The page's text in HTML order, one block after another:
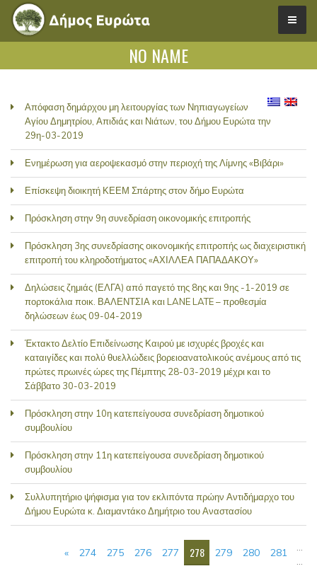
NO NAME
Απόφαση δημάρχου μη λειτουργίας των Νηπιαγωγείων
Αγίου Δημητρίου, Απιδιάς και Νιάτων, του Δήμου Ευρώτα την
29η-03-2019
Ενημέρωση για αεροψεκασμό στην περιοχή της Λίμνης «Βιβάρι»
Επίσκεψη διοικητή ΚΕΕΜ Σπάρτης στον δήμο Ευρώτα
Πρόσκληση στην 9η συνεδρίαση οικονομικής επιτροπής
Πρόσκληση 3ης συνεδρίασης οικονομικής επιτροπής ως διαχειριστική
επιτροπή του κληροδοτήματος «ΑΧΙΛΛΕΑ ΠΑΠΑΔΑΚΟΥ»
Δηλώσεις ζημιάς (ΕΛΓΑ) από παγετό της 8ης και 9ης -1-2019 σε
πορτοκάλια ποικ. ΒΑΛΕΝΤΣΙΑ και LANE LATE – προθεσμία
δηλώσεων έως 09-04-2019
Έκτακτο Δελτίο Επιδείνωσης Καιρού με ισχυρές βροχές και
καταιγίδες και πολύ θυελλώδεις βορειοανατολικούς ανέμους από τις
πρώτες πρωινές ώρες της Πέμπτης 28-03-2019 μέχρι και το
Σάββατο 30-03-2019
Πρόσκληση στην 10η κατεπείγουσα συνεδρίαση δημοτικού
συμβουλίου
Πρόσκληση στην 11η κατεπείγουσα συνεδρίαση δημοτικού
συμβουλίου
Συλλυπητήριο ψήφισμα για τον εκλιπόντα πρώην Αντιδήμαρχο του
Δήμου Ευρώτα κ. Διαμαντάκο Δημήτριο του Αναστασίου
« 274 275 276 277 278 279 280
281